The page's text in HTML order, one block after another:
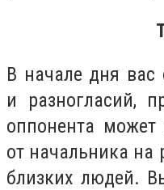
В начале дня вас
и разногласий,
оппонента может
от начальника на
близких людей.